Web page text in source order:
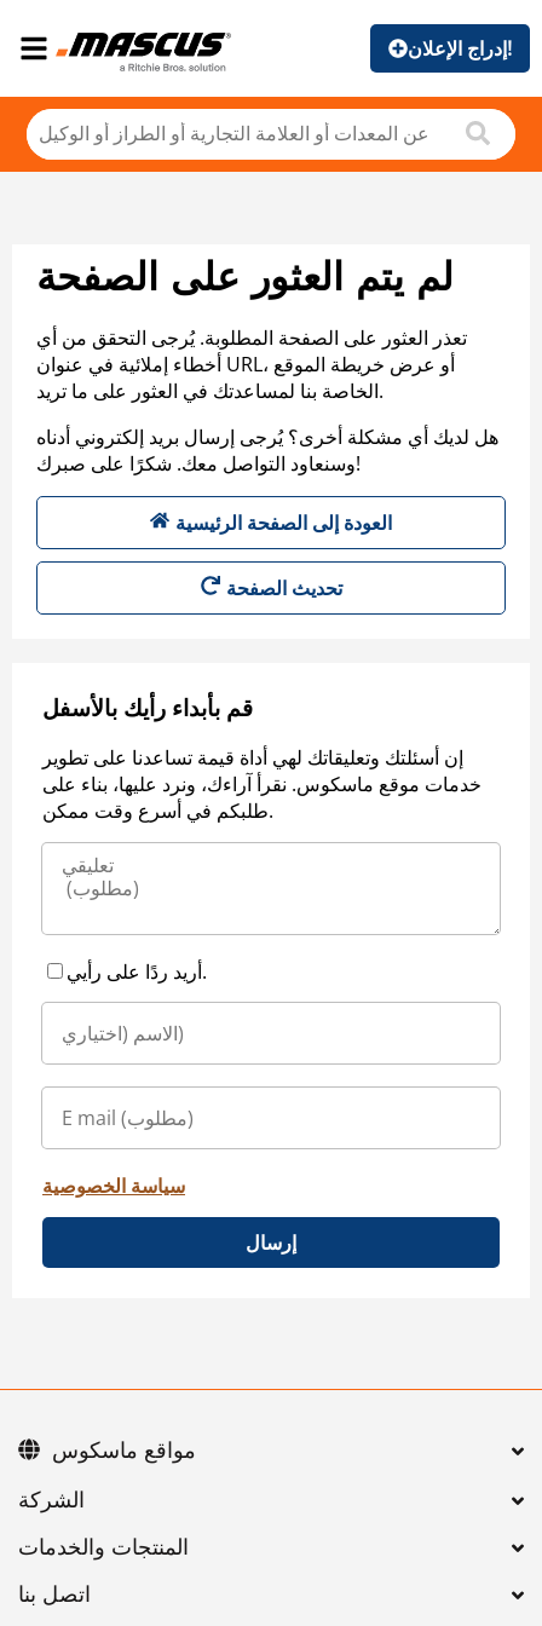
إدراج الإعلان!
لم يتم العثور على الصفحة
تعذر العثور على الصفحة المطلوبة. يُرجى التحقق من أي
أخطاء إملائية في عنوان URL، أو عرض خريطة الموقع
الخاصة بنا لمساعدتك في العثور على ما تريد.
هل لديك أي مشكلة أخرى؟ يُرجى إرسال بريد إلكتروني أدناه
وسنعاود التواصل معك. شكرًا على صبرك!
العودة إلى الصفحة الرئيسية
تحديث الصفحة
قم بأبداء رأيك بالأسفل
إن أسئلتك وتعليقاتك لهي أداة قيمة تساعدنا على تطوير
خدمات موقع ماسكوس. نقرأ آراءك، ونرد عليها، بناء على
طلبكم في أسرع وقت ممكن.
أريد ردًا على رأيي.
سياسة الخصوصية
إرسال
اتصل بنا
مواقع ماسكوس